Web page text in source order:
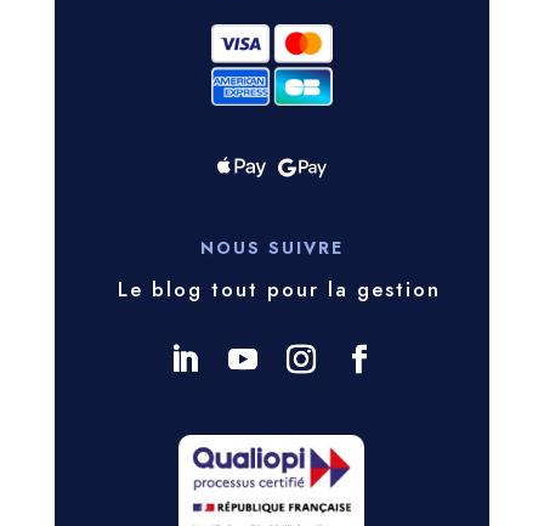
NOUS SUIVRE
Le blog tout pour la gestion